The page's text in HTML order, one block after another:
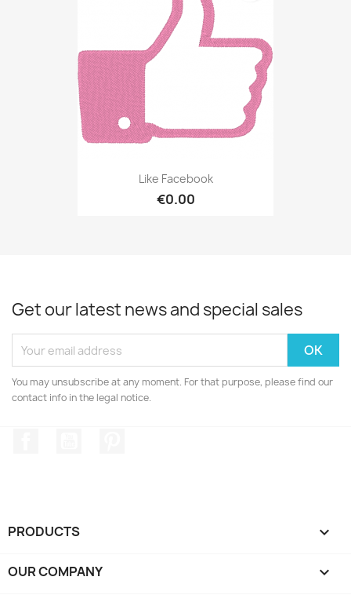
Like Facebook
€0.00
Get our latest news and special sales
You may unsubscribe at any moment. For that purpose, please find our
contact info in the legal notice.
PRODUCTS 
OUR COMPANY 